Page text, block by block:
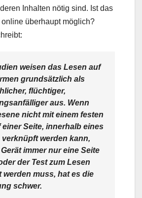
Inhalten nötig sind. Ist das
überhaupt möglich?
weisen das Lesen auf
grundsätzlich als
flüchtiger,
aus. Wenn
nicht mit einem festen
einer Seite, innerhalb eines
werden kann,
immer nur eine Seite
der Test zum Lesen
werden muss, hat es die
schwer.